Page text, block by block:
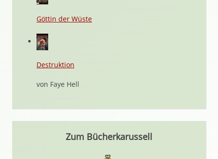
Göttin der Wüste
Destruktion
von Faye Hell
Zum Bücherkarussell